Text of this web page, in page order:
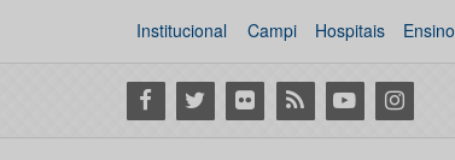
Institucional Campi Hospitais Ensino
Facebook
Twitter Flickr RSS YoutubeInstagram